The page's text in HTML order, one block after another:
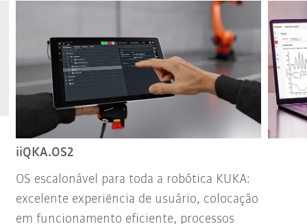
iiQKA.OS2
OS escalonável para toda a robótica KUKA:
excelente experiência de usuário, colocação
em funcionamento eficiente, processos